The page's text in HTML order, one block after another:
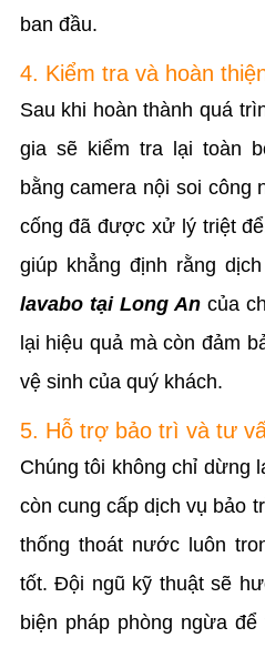
ban đầu.
4. Kiểm tra và hoàn
Sau khi hoàn thành quá
gia sẽ kiểm tra lại toàn
bằng camera nội soi công
cống đã được xử lý triệt
giúp khẳng định rằng
lavabo tại Long Ancủa
lại hiệu quả mà còn đảm
vệ sinh của quý khách.
5. Hỗ trợ bảo trì và tư
Chúng tôi không chỉ dừng
còn cung cấp dịch vụ bảo
thống thoát nước luôn
tốt. Đội ngũ kỹ thuật sẽ
biện pháp phòng ngừa